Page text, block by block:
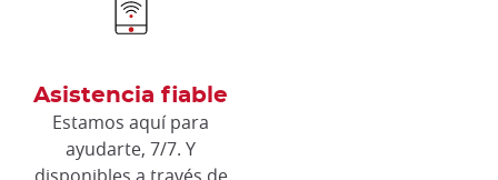
Asistencia fiable
Estamos aquí para
ayudarte, 7/7. Y
disponibles a través de